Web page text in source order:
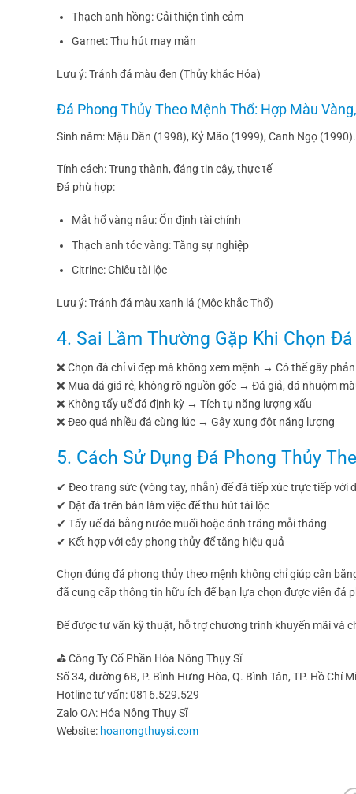
Thạch anh hồng: Cải thiện tình cảm
Garnet: Thu hút may mắn
Lưu ý: Tránh đá màu đen (Thủy khắc Hỏa)
Đá Phong Thủy Theo Mệnh Thổ: Hợp Màu
Sinh năm: Mậu Dần (1998), Kỷ Mão (1999), Canh Ngọ
Tính cách: Trung thành, đáng tin cậy, thực tế
Đá phù hợp:
Mắt hổ vàng nâu: Ổn định tài chính
Thạch anh tóc vàng: Tăng sự nghiệp
Citrine: Chiêu tài lộc
Lưu ý: Tránh đá màu xanh lá (Mộc khắc Thổ)
4. Sai Lầm Thường Gặp Khi Chọn
❌ Chọn đá chỉ vì đẹp mà không xem mệnh → Có thể gây
❌ Mua đá giá rẻ, không rõ nguồn gốc → Đá giả, đá nhuộm
❌ Không tẩy uế đá định kỳ → Tích tụ năng lượng xấu
❌ Đeo quá nhiều đá cùng lúc → Gây xung đột năng lượng
5. Cách Sử Dụng Đá Phong Thủy
✔ Đeo trang sức (vòng tay, nhẫn) để đá tiếp xúc trực tiếp với
✔ Đặt đá trên bàn làm việc để thu hút tài lộc
✔ Tẩy uế đá bằng nước muối hoặc ánh trăng mỗi tháng
✔ Kết hợp với cây phong thủy để tăng hiệu quả
Chọn đúng đá phong thủy theo mệnh không chỉ giúp cân
đã cung cấp thông tin hữu ích để bạn lựa chọn được viên đá
Để được tư vấn kỹ thuật, hỗ trợ chương trình khuyến mãi và
⛳ Công Ty Cổ Phần Hóa Nông Thụy Sĩ
Số 34, đường 6B, P. Bình Hưng Hòa, Q. Bình Tân, TP. Hồ Chí
Hotline tư vấn: 0816.529.529
Zalo OA: Hóa Nông Thụy Sĩ
Website: hoanongthuysi.com